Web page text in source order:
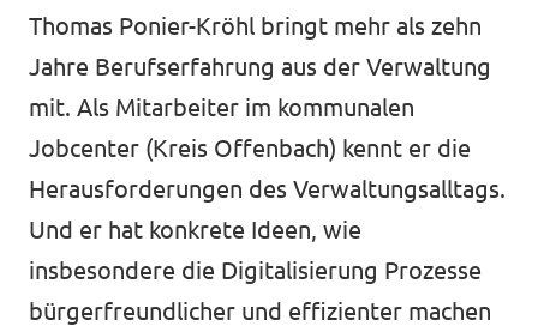
Thomas Ponier-Kröhl bringt mehr als zehn
Jahre Berufserfahrung aus der Verwaltung
mit. Als Mitarbeiter im kommunalen
Jobcenter (Kreis Offenbach) kennt er die
Herausforderungen des Verwaltungsalltags.
Und er hat konkrete Ideen, wie
insbesondere die Digitalisierung Prozesse
bürgerfreundlicher und effizienter machen